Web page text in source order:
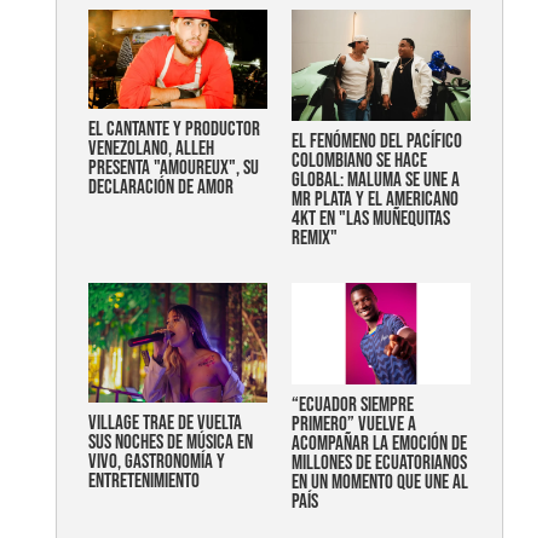
EL CANTANTE Y PRODUCTOR
VENEZOLANO, ALLEH
PRESENTA "AMOUREUX", SU
DECLARACIÓN DE AMOR
EL FENÓMENO DEL PACÍFICO
COLOMBIANO SE HACE
GLOBAL: MALUMA SE UNE A
MR PLATA Y EL AMERICANO
4KT EN "LAS MUÑEQUITAS
REMIX"
Village trae de vuelta
sus noches de música en
vivo, gastronomía y
entretenimiento
“Ecuador siempre
primero” vuelve a
acompañar la emoción de
millones de ecuatorianos
en un momento que une al
país